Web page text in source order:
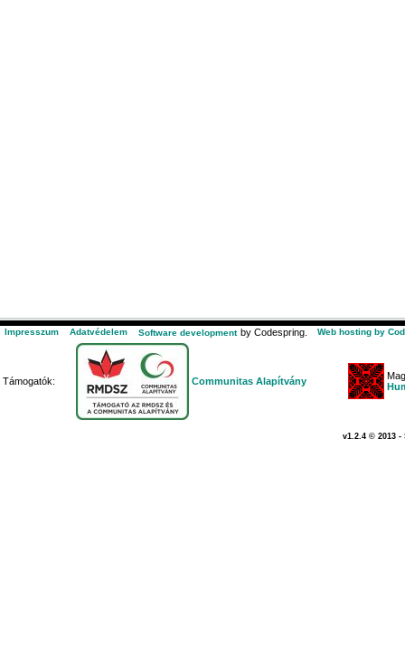
Impresszum Adatvédelem Software development by Codespring. Web hosting by
Támogatók: Communitas Alapítvány
v1.2.4 © 2013